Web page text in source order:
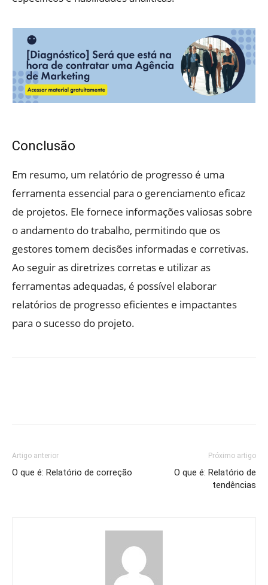
Conclusão
Em resumo, um relatório de progresso é uma
ferramenta essencial para o gerenciamento eficaz
de projetos. Ele fornece informações valiosas sobre
o andamento do trabalho, permitindo que os
gestores tomem decisões informadas e corretivas.
Ao seguir as diretrizes corretas e utilizar as
ferramentas adequadas, é possível elaborar
relatórios de progresso eficientes e impactantes
para o sucesso do projeto.
Artigo anterior
O que é: Relatório de correção
Próximo artigo
O que é: Relatório de
tendências